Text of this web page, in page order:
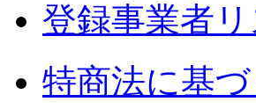
登録事業者リ
特商法に基